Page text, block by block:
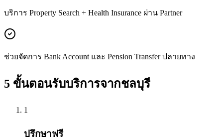
บริการ Property Search + Health Insurance ผ่าน Partner
ช่วยจัดการ Bank Account และ Pension Transfer ปลายทาง
5 ขั้นตอนรับบริการจากชลบุรี
1
ปรึกษาฟรี